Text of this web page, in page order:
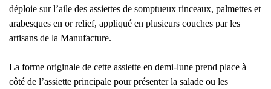
déploie sur l’aile des assiettes de somptueux rinceaux, palmettes et
arabesques en or relief, appliqué en plusieurs couches par les
artisans de la Manufacture.
La forme originale de cette assiette en demi-lune prend place à
côté de l’assiette principale pour présenter la salade ou les